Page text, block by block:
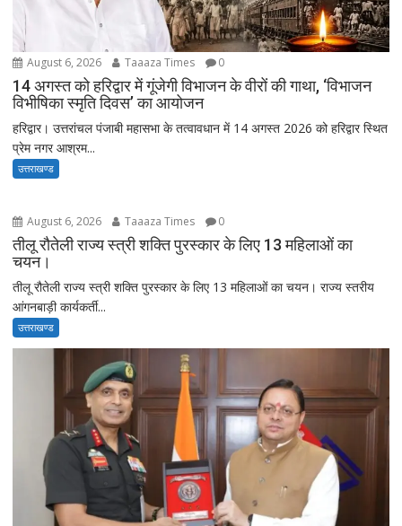
August 6, 2026 Taaaza Times 0
14 अगस्त को हरिद्वार में गूंजेगी विभाजन के वीरों की गाथा, ‘विभाजन
विभीषिका स्मृति दिवस’ का आयोजन
हरिद्वार। उत्तरांचल पंजाबी महासभा के तत्वावधान में 14 अगस्त 2026 को हरिद्वार स्थित
प्रेम नगर आश्रम...
उत्तराखण्ड
August 6, 2026 Taaaza Times 0
तीलू रौतेली राज्य स्त्री शक्ति पुरस्कार के लिए 13 महिलाओं का
चयन।
तीलू रौतेली राज्य स्त्री शक्ति पुरस्कार के लिए 13 महिलाओं का चयन। राज्य स्तरीय
आंगनबाड़ी कार्यकर्ती...
उत्तराखण्ड